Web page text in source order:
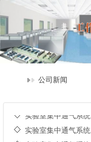
公司新闻
实验室集中通气系统
实验室集中通气系统
实验室集中通气系统
实验室集中通气系统
实验室集中通气系统
实验室集中通气系统
实验室集中通气系统